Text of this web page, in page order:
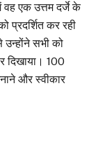
एक उत्तम दर्जे के
कर रही
सभी को
दिखाया। 100
और स्वीकार